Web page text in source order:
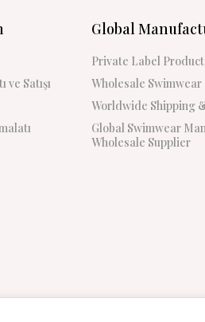
Satışı
Global
Private Label
Wholesale
Worldwide Shipping
Global Swimwear
Wholesale Supplier